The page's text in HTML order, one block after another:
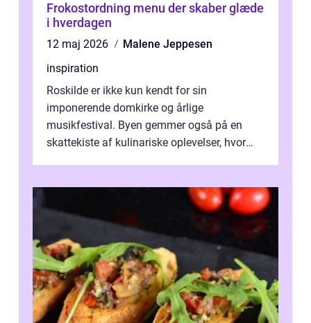
Frokostordning menu der skaber glæde
i hverdagen
12 maj 2026
Malene Jeppesen
inspiration
Roskilde er ikke kun kendt for sin
imponerende domkirke og årlige
musikfestival. Byen gemmer også på en
skattekiste af kulinariske oplevelser, hvor